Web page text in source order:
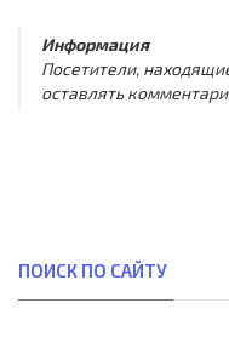
Информация
Посетители,
оставлять
ПОИСК ПО САЙТУ